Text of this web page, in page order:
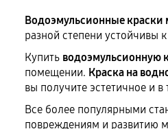
Водоэмульсионные краски
разной степени устойчивы
Купить водоэмульсионную
помещении. Краска на
вы получите эстетичное и
Все более популярными
повреждениям и развитию